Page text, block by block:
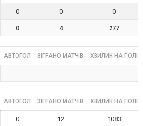
0 0 0
0 4 277
АВТОГОЛ ЗІГРАНО МАТЧІВ ХВИЛИН НА ПОЛІ
АВТОГОЛ ЗІГРАНО МАТЧІВ ХВИЛИН НА ПОЛІ
0 12 1083